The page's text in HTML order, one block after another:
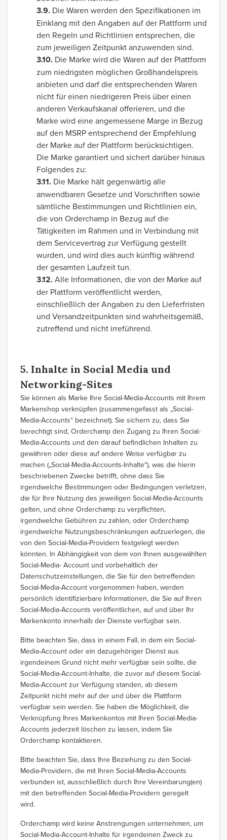
3.9. Die Waren werden den Spezifikationen im
Einklang mit den Angaben auf der Plattform und
den Regeln und Richtlinien entsprechen, die
zum jeweiligen Zeitpunkt anzuwenden sind.
3.10. Die Marke wird die Waren auf der Plattform
zum niedrigsten möglichen Großhandelspreis
anbieten und darf die entsprechenden Waren
nicht für einen niedrigeren Preis über einen
anderen Verkaufskanal offerieren, und die
Marke wird eine angemessene Marge in Bezug
auf den MSRP entsprechend der Empfehlung
der Marke auf der Plattform berücksichtigen.
Die Marke garantiert und sichert darüber hinaus
Folgendes zu:
3.11. Die Marke hält gegenwärtig alle
anwendbaren Gesetze und Vorschriften sowie
sämtliche Bestimmungen und Richtlinien ein,
die von Orderchamp in Bezug auf die
Tätigkeiten im Rahmen und in Verbindung mit
dem Servicevertrag zur Verfügung gestellt
wurden, und wird dies auch künftig während
der gesamten Laufzeit tun.
3.12.Alle Informationen, die von der Marke auf
der Plattform veröffentlicht werden,
einschließlich der Angaben zu den Lieferfristen
und Versandzeitpunkten sind wahrheitsgemäß,
zutreffend und nicht irreführend.
5. Inhalte in Social Media und
Networking-Sites
Sie können als Marke Ihre Social-Media-Accounts mit Ihrem
Markenshop verknüpfen (zusammengefasst als „Social-
Media-Accounts“ bezeichnet). Sie sichern zu, dass Sie
berechtigt sind, Orderchamp den Zugang zu Ihren Social-
Media-Accounts und den darauf befindlichen Inhalten zu
gewähren oder diese auf andere Weise verfügbar zu
machen („Social-Media-Accounts-Inhalte“), was die hierin
beschriebenen Zwecke betrifft, ohne dass Sie
irgendwelche Bestimmungen oder Bedingungen verletzen,
die für Ihre Nutzung des jeweiligen Social-Media-Accounts
gelten, und ohne Orderchamp zu verpflichten,
irgendwelche Gebühren zu zahlen, oder Orderchamp
irgendwelche Nutzungsbeschränkungen aufzuerlegen, die
von den Social-Media-Providern festgelegt werden
könnten. In Abhängigkeit von dem von Ihnen ausgewählten
Social-Media- Account und vorbehaltlich der
Datenschutzeinstellungen, die Sie für den betreffenden
Social-Media-Account vorgenommen haben, werden
persönlich identifizierbare Informationen, die Sie auf Ihren
Social-Media-Accounts veröffentlichen, auf und über Ihr
Markenkonto innerhalb der Dienste verfügbar sein.
Bitte beachten Sie, dass in einem Fall, in dem ein Social-
Media-Account oder ein dazugehöriger Dienst aus
irgendeinem Grund nicht mehr verfügbar sein sollte, die
Social-Media-Account-Inhalte, die zuvor auf diesem Social-
Media-Account zur Verfügung standen, ab diesem
Zeitpunkt nicht mehr auf der und über die Plattform
verfügbar sein werden. Sie haben die Möglichkeit, die
Verknüpfung Ihres Markenkontos mit Ihren Social-Media-
Accounts jederzeit löschen zu lassen, indem Sie
Orderchamp kontaktieren.
Bitte beachten Sie, dass Ihre Beziehung zu den Social-
Media-Providern, die mit Ihren Social-Media-Accounts
verbunden ist, ausschließlich durch Ihre Vereinbarung(en)
mit den betreffenden Social-Media-Providern geregelt
wird.
Orderchamp wird keine Anstrengungen unternehmen, um
Social-Media-Account-Inhalte für irgendeinen Zweck zu